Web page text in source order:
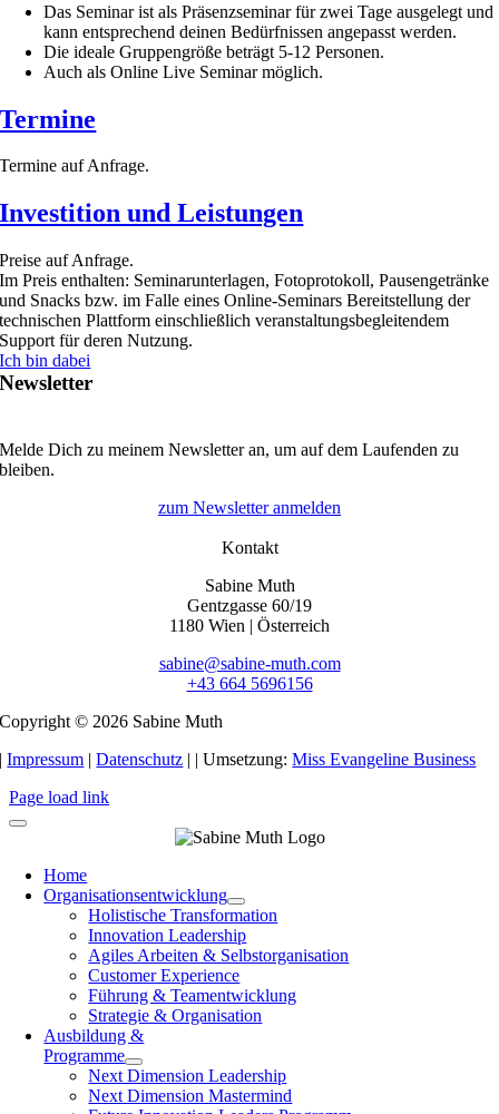
Das Seminar ist als Präsenzseminar für zwei Tage ausgelegt und
kann entsprechend deinen Bedürfnissen angepasst werden.
Die ideale Gruppengröße beträgt 5-12 Personen.
Auch als Online Live Seminar möglich.
Termine
Termine auf Anfrage.
Investition und Leistungen
Preise auf Anfrage.
Im Preis enthalten: Seminarunterlagen, Fotoprotokoll, Pausengetränke
und Snacks bzw. im Falle eines Online-Seminars Bereitstellung der
technischen Plattform einschließlich veranstaltungsbegleitendem
Support für deren Nutzung.
Ich bin dabei
Newsletter
Melde Dich zu meinem Newsletter an, um auf dem Laufenden zu
bleiben.
zum Newsletter anmelden
Kontakt
Sabine Muth
Gentzgasse 60/19
1180 Wien | Österreich
sabine@sabine-muth.com
+43 664 5696156
Copyright © 2026 Sabine Muth
|Impressum |Datenschutz | | Umsetzung:Miss Evangeline Business
Page load link
Home
Organisationsentwicklung
Holistische Transformation
Innovation Leadership
Agiles Arbeiten & Selbstorganisation
Customer Experience
Führung & Teamentwicklung
Strategie & Organisation
Ausbildung &
Programme
Next Dimension Leadership
Next Dimension Mastermind